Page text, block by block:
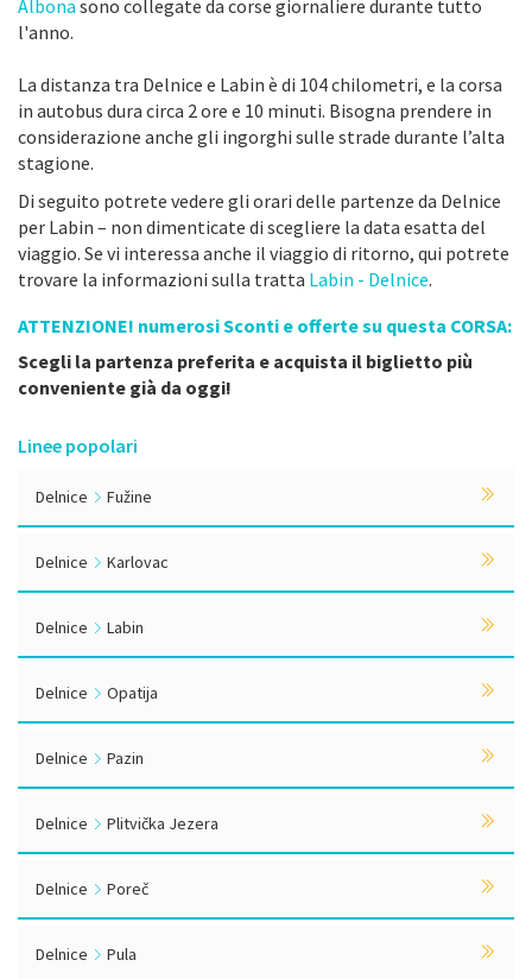
Albona sono collegate da corse giornaliere durante tutto
l'anno.
La distanza tra Delnice e Labin è di 104 chilometri, e la corsa
in autobus dura circa 2 ore e 10 minuti. Bisogna prendere in
considerazione anche gli ingorghi sulle strade durante l’alta
stagione.
Di seguito potrete vedere gli orari delle partenze da Delnice
per Labin – non dimenticate di scegliere la data esatta del
viaggio. Se vi interessa anche il viaggio di ritorno, qui potrete
trovare la informazioni sulla tratta Labin - Delnice.
ATTENZIONE! numerosi Sconti e offerte su questa CORSA:
Scegli la partenza preferita e acquista il biglietto più
conveniente già da oggi!
Linee popolari
Delnice Fužine
Delnice Karlovac
Delnice Labin
Delnice Opatija
Delnice Pazin
Delnice Plitvička Jezera
Delnice Poreč
Delnice Pula